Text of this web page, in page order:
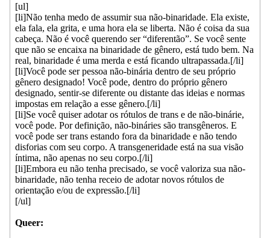
[ul]
[li]Não tenha medo de assumir sua não-binaridade. Ela existe,
ela fala, ela grita, e uma hora ela se liberta. Não é coisa da sua
cabeça. Não é você querendo ser “diferentão”. Se você sente
que não se encaixa na binaridade de gênero, está tudo bem. Na
real, binaridade é uma merda e está ficando ultrapassada.[/li]
[li]Você pode ser pessoa não-binária dentro de seu próprio
gênero designado! Você pode, dentro do próprio gênero
designado, sentir-se diferente ou distante das ideias e normas
impostas em relação a esse gênero.[/li]
[li]Se você quiser adotar os rótulos de trans e de não-binárie,
você pode. Por definição, não-bináries são transgêneros. E
você pode ser trans estando fora da binaridade e não tendo
disforias com seu corpo. A transgeneridade está na sua visão
íntima, não apenas no seu corpo.[/li]
[li]Embora eu não tenha precisado, se você valoriza sua não-
binaridade, não tenha receio de adotar novos rótulos de
orientação e/ou de expressão.[/li]
[/ul]
Queer: